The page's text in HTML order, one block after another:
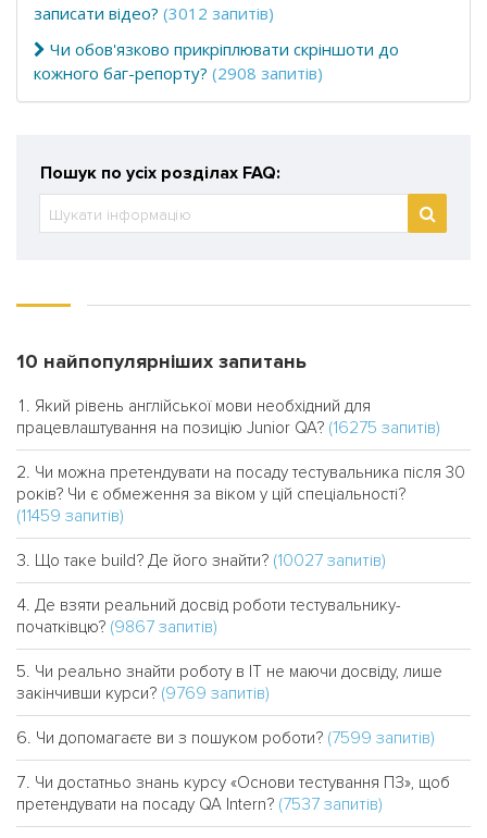
записати відео? (3012 запитів)
Чи обов'язково прикріплювати скріншоти до
кожного баг-репорту? (2908 запитів)
Пошук по усіх розділах FAQ:
10 найпопулярніших запитань
Який рівень англійської мови необхідний для
працевлаштування на позицію Junior QA? (16275 запитів)
Чи можна претендувати на посаду тестувальника після 30
років? Чи є обмеження за віком у цій спеціальності?
(11459 запитів)
Що таке build? Де його знайти? (10027 запитів)
Де взяти реальний досвід роботи тестувальнику-
початківцю? (9867 запитів)
Чи реально знайти роботу в IT не маючи досвіду, лише
закінчивши курси? (9769 запитів)
Чи допомагаєте ви з пошуком роботи? (7599 запитів)
Чи достатньо знань курсу «Основи тестування ПЗ», щоб
претендувати на посаду QA Intern? (7537 запитів)